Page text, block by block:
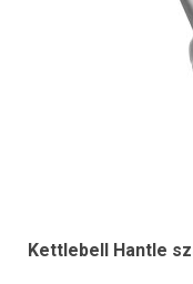
Kettlebell Hantle